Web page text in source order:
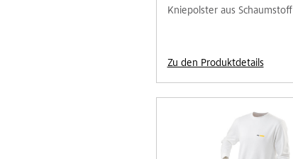
Kniepolster aus Schaumstoff
Zu den Produktdetails